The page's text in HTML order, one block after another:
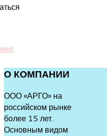
О КОМПАНИИ
ООО «АРГО» на
российском рынке
более 15 лет.
Основным видом